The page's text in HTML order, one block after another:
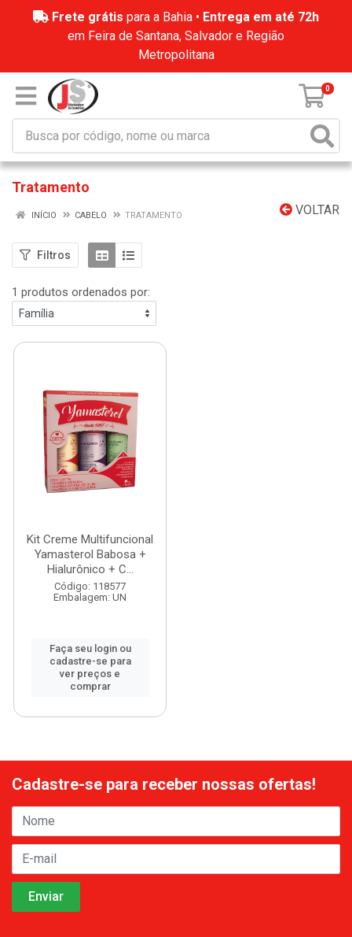
Frete grátis para a Bahia • Entrega em até 72h
em Feira de Santana, Salvador e Região
Metropolitana
0
Tratamento
VOLTAR
INÍCIO CABELO TRATAMENTO
Filtros
1 produtos ordenados por:
Kit Creme Multifuncional
Yamasterol Babosa +
Hialurônico + C...
Código: 118577
Embalagem: UN
Faça seu login ou
cadastre-se para
ver preços e
comprar
Cadastre-se para receber nossas ofertas!